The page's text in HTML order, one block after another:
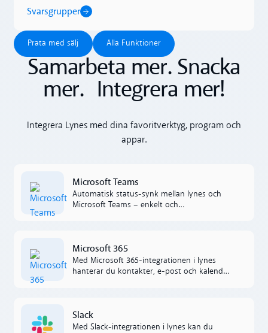
Svarsgrupper
Prata med sälj
Prata med sälj
Alla Funktioner
Alla Funktioner
Samarbeta mer. Snacka
mer. Integrera mer!
Integrera Lynes med dina favoritverktyg, program och
appar.
Microsoft Teams
Automatisk status-synk mellan lynes och
Microsoft Teams – enkelt och
Microsoft 365
Med Microsoft 365-integrationen i lynes
hanterar du kontakter, e-post och kalender
Slack
Med Slack-integrationen i lynes kan du